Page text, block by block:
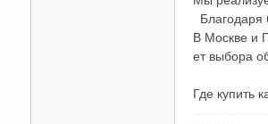
Благодаря
В Москве и
ет выбора
Где купить